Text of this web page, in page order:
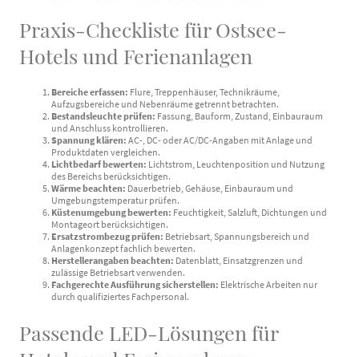
Praxis-Checkliste für Ostsee-
Hotels und Ferienanlagen
Bereiche erfassen: Flure, Treppenhäuser, Technikräume,
Aufzugsbereiche und Nebenräume getrennt betrachten.
Bestandsleuchte prüfen: Fassung, Bauform, Zustand, Einbauraum
und Anschluss kontrollieren.
Spannung klären: AC-, DC- oder AC/DC-Angaben mit Anlage und
Produktdaten vergleichen.
Lichtbedarf bewerten: Lichtstrom, Leuchtenposition und Nutzung
des Bereichs berücksichtigen.
Wärme beachten: Dauerbetrieb, Gehäuse, Einbauraum und
Umgebungstemperatur prüfen.
Küstenumgebung bewerten: Feuchtigkeit, Salzluft, Dichtungen und
Montageort berücksichtigen.
Ersatzstrombezug prüfen: Betriebsart, Spannungsbereich und
Anlagenkonzept fachlich bewerten.
Herstellerangaben beachten: Datenblatt, Einsatzgrenzen und
zulässige Betriebsart verwenden.
Fachgerechte Ausführung sicherstellen: Elektrische Arbeiten nur
durch qualifiziertes Fachpersonal.
Passende LED-Lösungen für